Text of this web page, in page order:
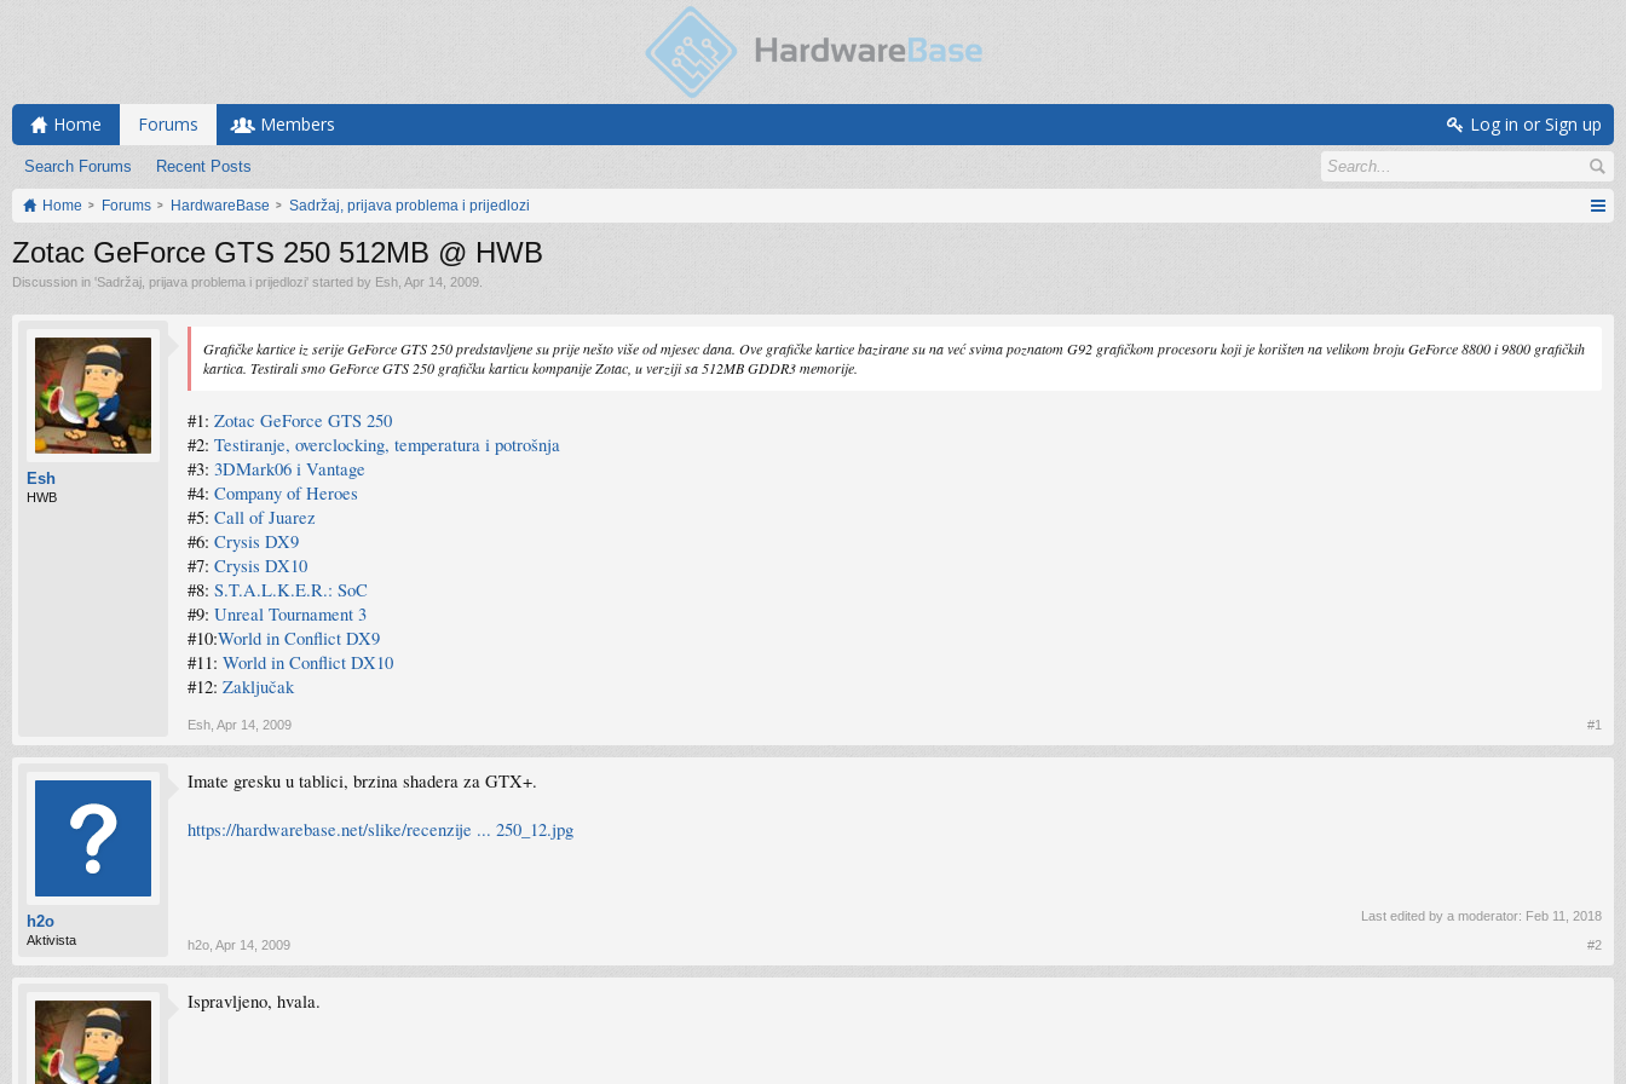
Home Forums
Search Forums Recent Posts
Members Log in or Sign up
Home Forums HardwareBase Sadržaj, prijava problema i prijedlozi
Zotac GeForce GTS 250 512MB @ HWB
Discussion in 'Sadržaj, prijava problema i prijedlozi' started by Esh Apr 14, 2009
Esh
HWB
Grafičke kartice iz serije GeForce GTS 250 predstavljene su prije nešto više od mjesec dana. Ove grafičke kartice bazirane su na već svima poznatom G92 grafičkom procesoru koji je korišten na velikom broju GeForce 8800 i 9800 grafičkih
kartica. Testirali smo GeForce GTS 250 grafičku karticu kompanije Zotac, u verziji sa 512MB GDDR3 memorije.
#1: Zotac GeForce GTS 250
#2: Testiranje, overclocking, temperatura i potrošnja
#3: 3DMark06 i Vantage
#4: Company of Heroes
#5: Call of Juarez
#6: Crysis DX9
#7: Crysis DX10
#8: S.T.A.L.K.E.R.: SoC
#9: Unreal Tournament 3
#10:World in Conflict DX9
#11: World in Conflict DX10
#12: Zaključak
Esh Apr 14, 2009 #1
h2o
Aktivista
Imate gresku u tablici, brzina shadera za GTX+.
https://hardwarebase.net/slike/recenzije ... 250_12.jpg
Last edited by a moderator: Feb 11, 2018
h2o Apr 14, 2009 #2
Ispravljeno, hvala.